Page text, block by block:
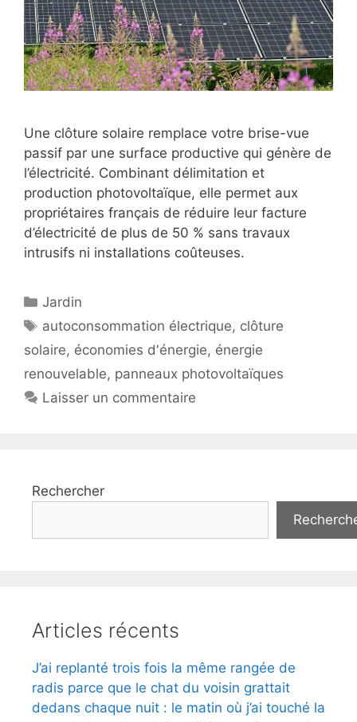
Une clôture solaire remplace votre brise-vue
passif par une surface productive qui génère de
l’électricité. Combinant délimitation et
production photovoltaïque, elle permet aux
propriétaires français de réduire leur facture
d’électricité de plus de 50 % sans travaux
intrusifs ni installations coûteuses.
Catégories
Jardin
Étiquettes
autoconsommation électrique, clôture
solaire, économies d'énergie, énergie
renouvelable, panneaux photovoltaïques
Laisser un commentaire
Rechercher
Articles récents
J’ai replanté trois fois la même rangée de
radis parce que le chat du voisin grattait
dedans chaque nuit : le matin où j’ai touché la